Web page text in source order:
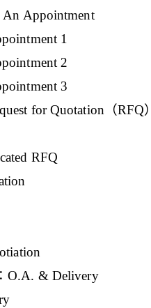
Appointment
1
2
3
for Quotation（RFQ）
RFQ
O.A. & Delivery